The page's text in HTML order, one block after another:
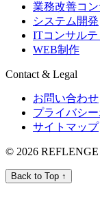
業務改善コ
システム開発
ITコンサル
WEB制作
Contact & Legal
お問い合わせ
プライバシ
サイトマップ
© 2026
Back to Top ↑